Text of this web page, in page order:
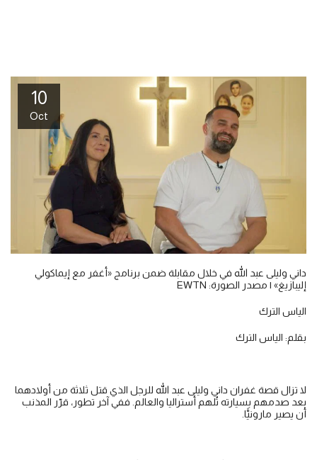
10
Oct
داني وليلى عبد الله في خلال مقابلة ضمن برنامج «أغفر مع إيماكولي
إليبازيغ» | مصدر الصورة: EWTN
الياس الترك
بقلم: الياس الترك
لا تزال قصة غفران داني وليلى عبد الله للرجل الذي قتل ثلاثة من أولادهما
بعد صدمهم بسيارته تُلهم أستراليا والعالم. ففي آخر تطور، قرّر المذنب
أن يصير مارونيًّا.